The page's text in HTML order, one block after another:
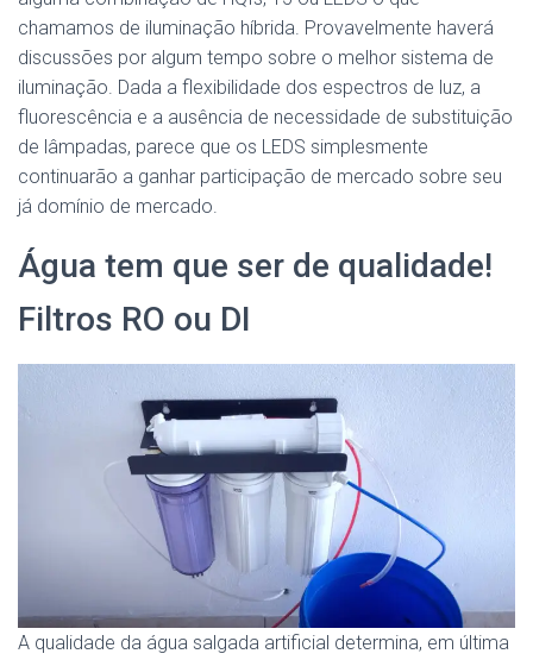
chamamos de iluminação híbrida. Provavelmente haverá
discussões por algum tempo sobre o melhor sistema de
iluminação. Dada a flexibilidade dos espectros de luz, a
fluorescência e a ausência de necessidade de substituição
de lâmpadas, parece que os LEDS simplesmente
continuarão a ganhar participação de mercado sobre seu
já domínio de mercado.
Água tem que ser de qualidade!
Filtros RO ou DI
A qualidade da água salgada artificial determina, em última